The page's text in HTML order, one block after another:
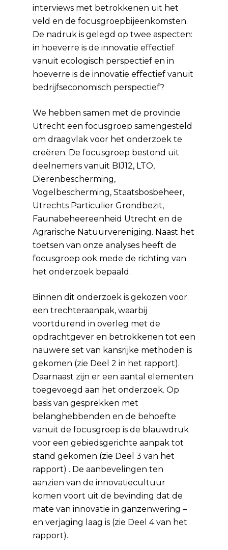
interviews met betrokkenen uit het
veld en de focusgroepbijeenkomsten.
De nadruk is gelegd op twee aspecten:
in hoeverre is de innovatie effectief
vanuit ecologisch perspectief en in
hoeverre is de innovatie effectief vanuit
bedrijfseconomisch perspectief?
We hebben samen met de provincie
Utrecht een focusgroep samengesteld
om draagvlak voor het onderzoek te
creëren. De focusgroep bestond uit
deelnemers vanuit BIJ12, LTO,
Dierenbescherming,
Vogelbescherming, Staatsbosbeheer,
Utrechts Particulier Grondbezit,
Faunabeheereenheid Utrecht en de
Agrarische Natuurvereniging. Naast het
toetsen van onze analyses heeft de
focusgroep ook mede de richting van
het onderzoek bepaald.
Binnen dit onderzoek is gekozen voor
een trechteraanpak, waarbij
voortdurend in overleg met de
opdrachtgever en betrokkenen tot een
nauwere set van kansrijke methoden is
gekomen (zie Deel 2 in het rapport).
Daarnaast zijn er een aantal elementen
toegevoegd aan het onderzoek. Op
basis van gesprekken met
belanghebbenden en de behoefte
vanuit de focusgroep is de blauwdruk
voor een gebiedsgerichte aanpak tot
stand gekomen (zie Deel 3 van het
rapport) . De aanbevelingen ten
aanzien van de innovatiecultuur
komen voort uit de bevinding dat de
mate van innovatie in ganzenwering –
en verjaging laag is (zie Deel 4 van het
rapport).